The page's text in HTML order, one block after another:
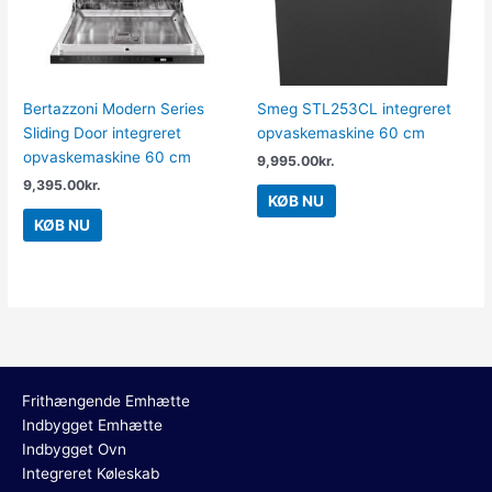
Bertazzoni Modern Series
Sliding Door integreret
opvaskemaskine 60 cm
9,395.00kr.
KØB NU
Smeg STL253CL integreret
opvaskemaskine 60 cm
9,995.00kr.
KØB NU
Frithængende Emhætte
Indbygget Emhætte
Indbygget Ovn
Integreret Køleskab